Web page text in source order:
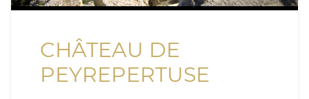
CHÂTEAU DE
PEYREPERTUSE